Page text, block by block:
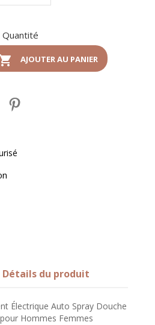
Quantité
AJOUTER AU PANIER
Détails du produit
Électrique Auto Spray Douche
Hommes Femmes